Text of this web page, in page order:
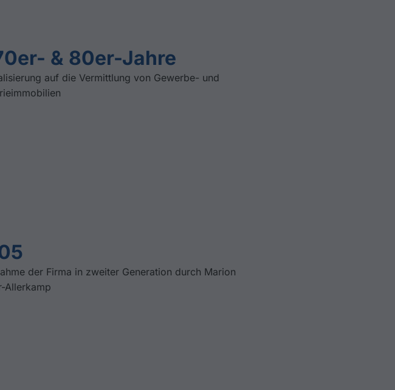
& 80er-Jahre
auf die Vermittlung von Gewerbe- und
der Firma in zweiter Generation durch Marion
Allerkamp